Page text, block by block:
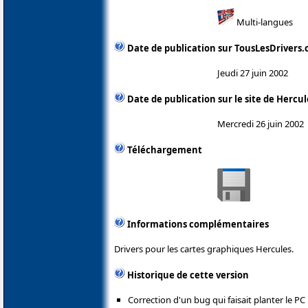
Multi-langues
Date de publication sur
Jeudi 27 juin 2002
Date de publication sur le site de
Mercredi 26 juin 2002
Téléchargement
Informations complémentaires
Drivers pour les cartes graphiques Hercules.
Historique de cette version
Correction d'un bug qui faisait planter le